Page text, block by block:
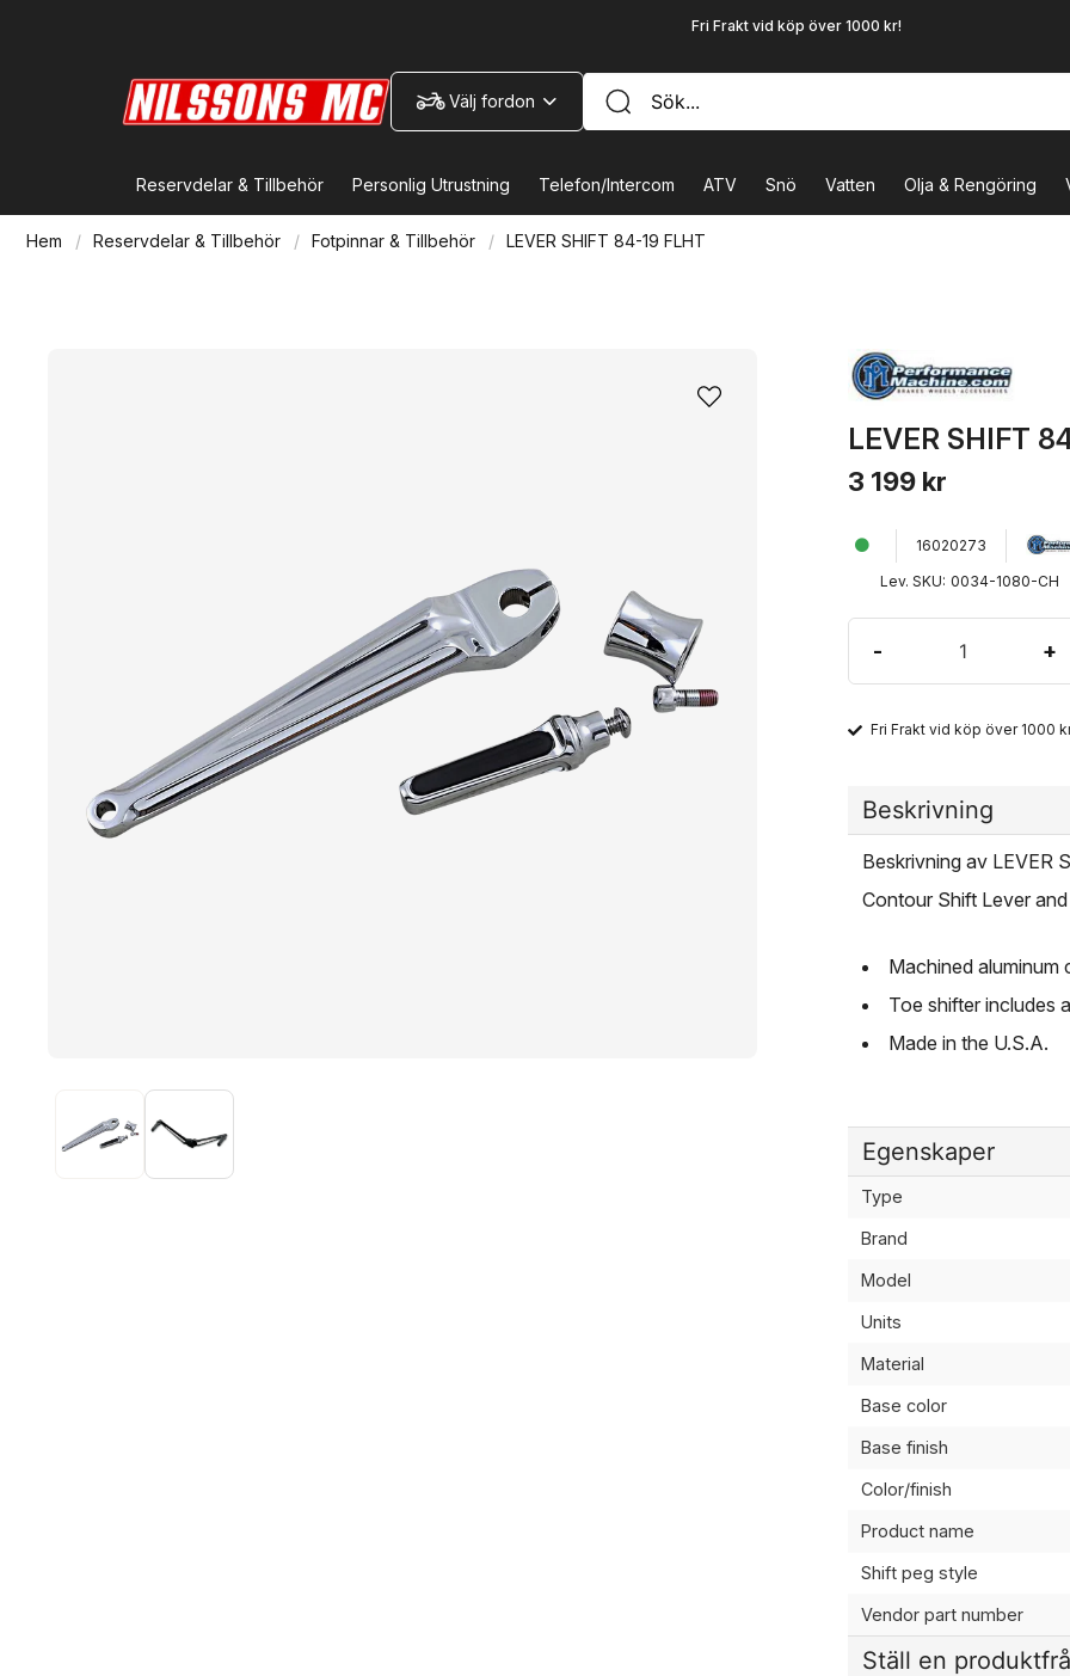
Fri Frakt vid köp över 1000 kr!
Välj fordon
Reservdelar & Tillbehör Personlig Utrustning Telefon/Intercom ATV Snö Vatten Olja & Rengöring
Hem Reservdelar & Tillbehör Fotpinnar & Tillbehör LEVER SHIFT 84-19 FLHT
LEVER SHIFT
3 199 kr
16020273
Lev. SKU: 0034-1080-CH
- +
Fri Frakt vid köp över 1000
Beskrivning
Beskrivning av LEVER
Contour Shift Lever
Machined
Toe shifter includes
Made in the U.S.A.
Egenskaper
Type
Brand
Model
Units
Material
Base color
Base finish
Color/finish
Product name
Shift peg style
Vendor part number
Ställ en